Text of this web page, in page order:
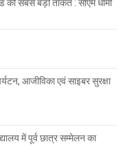
की सबसे बड़ी ताकत : सीएम धामी
आजीविका एवं साइबर सुरक्षा
में पूर्व छात्र सम्मेलन का